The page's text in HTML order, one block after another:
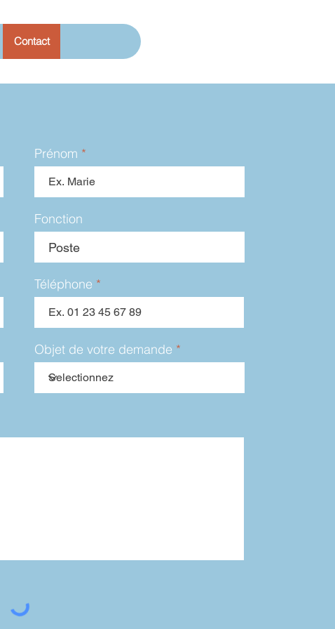
Contact
Prénom
Fonction
Téléphone
Objet de votre demande